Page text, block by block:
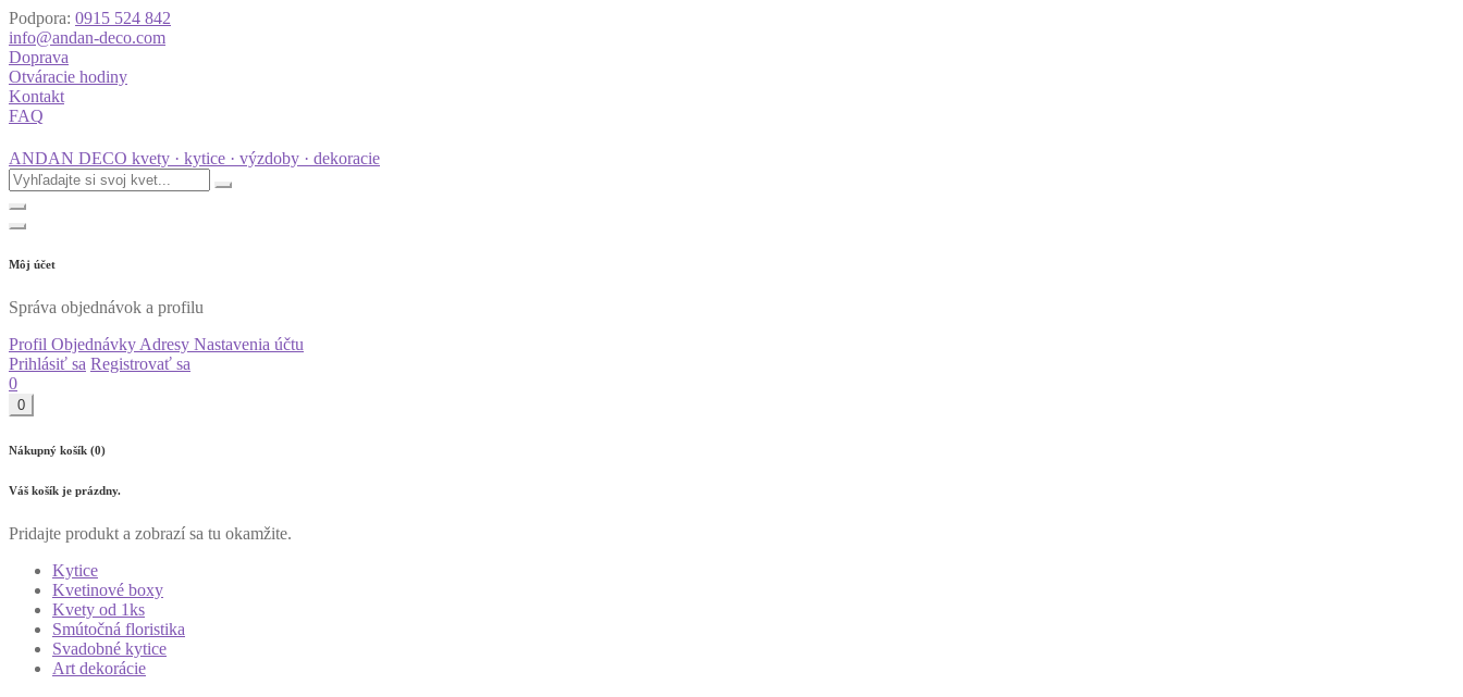
Podpora: 0915 524 842
info@andan-deco.com
Doprava
Otváracie hodiny
Kontakt
FAQ
ANDAN DECO kvety · kytice · výzdoby · dekoracie
Môj účet
Správa objednávok a profilu
Profil Objednávky Adresy Nastavenia účtu
Prihlásiť sa Registrovať sa
0
0
Nákupný košík (0)
Váš košík je prázdny.
Pridajte produkt a zobrazí sa tu okamžite.
Kytice
Kvetinové boxy
Kvety od 1ks
Smútočná floristika
Svadobné kytice
Art dekorácie